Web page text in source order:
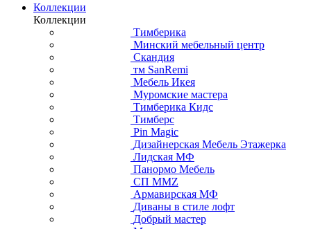
Коллекции
Коллекции
Тимберика
Минский мебельный центр
Скандия
тм SanRemi
Мебель Икея
Муромские мастера
Тимберика Кидс
Тимберс
Pin Magic
Дизайнерская Мебель Этажерка
Лидская МФ
Панормо Мебель
СП ММZ
Армавирская МФ
Диваны в стиле лофт
Добрый мастер